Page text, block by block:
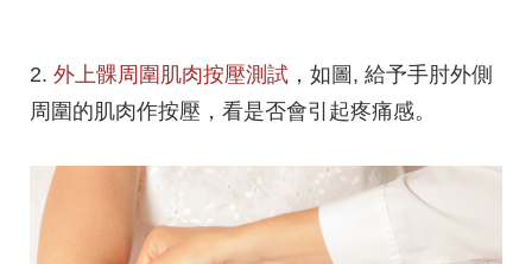
2. 外上髁周圍肌肉按壓測試 ，如圖, 給予手肘外側
周圍的肌肉作按壓，看是否會引起疼痛感。